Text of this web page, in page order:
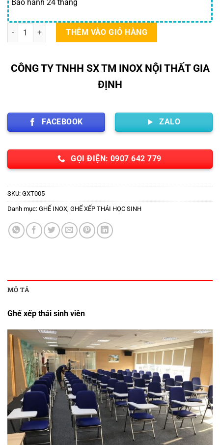
Bảo hành 24 tháng
Ghế xếp thái sinh viên số lượngTHÊM VÀO GIỎ HÀNG
CÔNG TY TNHH SX TM INOX NỘI THẤT GIA
ĐỊNH
FACEBOOK ZALO
GỌI ĐIỆN: 0907 642 779
SKU: GXT005
Danh mục: GHẾ INOX GHẾ XẾP THÁI HỌC SINH
MÔ TẢ
Ghế xếp thái sinh viên